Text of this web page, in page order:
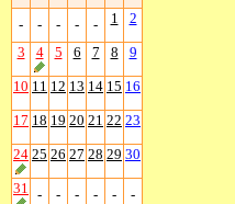
- - - - - 1 2
3 4 5 6 7 8 9
10 11 12 13 14 15 16
17 18 19 20 21 22 23
24 25 26 27 28 29 30
31 - - - - - -